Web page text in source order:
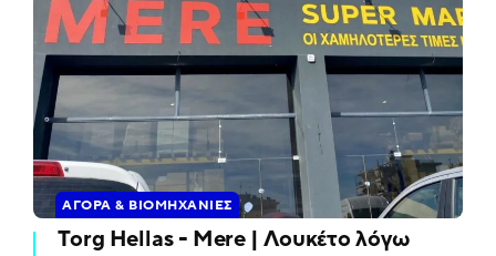
ΑΓΟΡΆ & ΒΙΟΜΗΧΑΝΊΕΣ
Torg Hellas - Mere | Λουκέτο λόγω